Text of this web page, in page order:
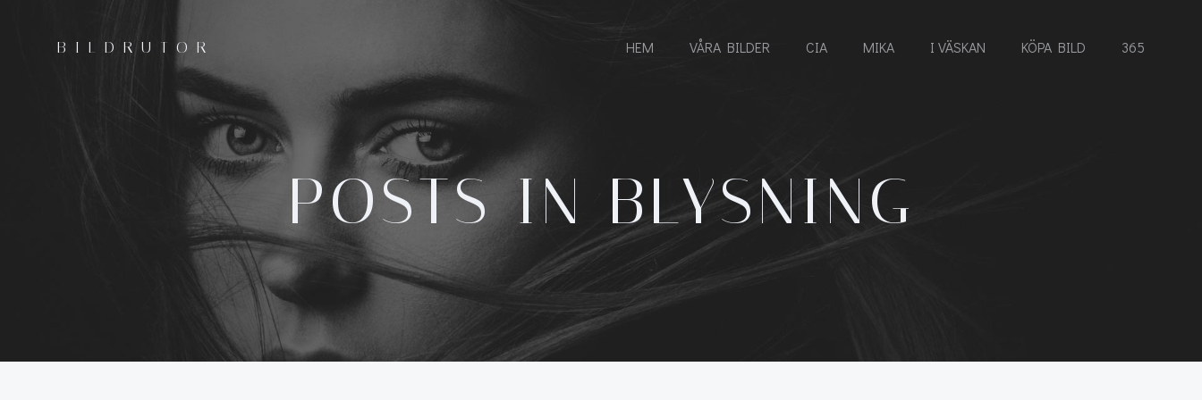
BILDRUTOR HEM VÅRA BILDER CIA MIKA I VÄSKAN KÖPA BILD 365
POSTS IN BLYSNING